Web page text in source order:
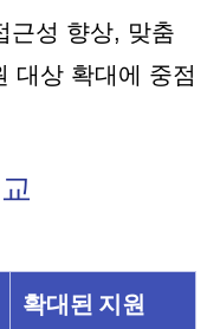
근성 향상, 맞춤
대상 확대에 중점
확대된 지원